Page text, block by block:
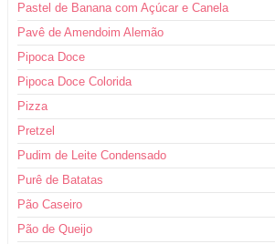
Pastel de Banana com Açúcar e Canela
Pavê de Amendoim Alemão
Pipoca Doce
Pipoca Doce Colorida
Pizza
Pretzel
Pudim de Leite Condensado
Purê de Batatas
Pão Caseiro
Pão de Queijo